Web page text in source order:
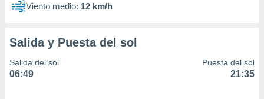
Viento medio: 12 km/h
Salida y Puesta del sol
Salida del sol
06:49
Puesta del sol
21:35